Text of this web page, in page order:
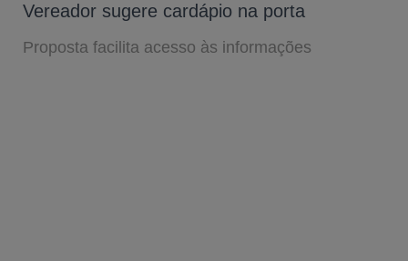
Vereador sugere cardápio na porta
Proposta facilita acesso às informações